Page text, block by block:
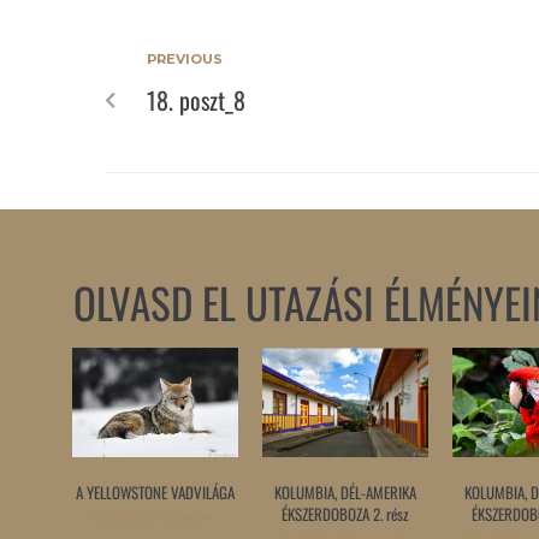
PREVIOUS
18. poszt_8
OLVASD EL UTAZÁSI
A YELLOWSTONE VADVILÁGA
KOLUMBIA, DÉL-AMERIKA
ÉKSZERDOBOZA 2. rész
KOLUMBIA,